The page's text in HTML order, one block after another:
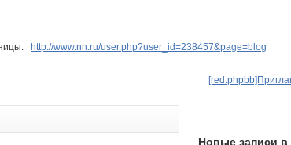
http://www.nn.ru/user.php?user_id=238457&page=blog
Новые записи в